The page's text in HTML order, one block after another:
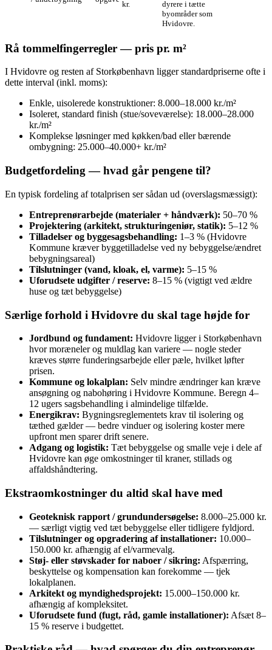
kr.
dyrere i tætte
byområder som
Hvidovre.
Rå tommelfingerregler — pris pr. m²
I Hvidovre og resten af Storkøbenhavn ligger standardpriserne ofte i
dette interval (inkl. moms):
Enkle, uisolerede konstruktioner: 8.000–18.000 kr./m²
Isoleret, standard finish (stue/soveværelse): 18.000–28.000
kr./m²
Komplekse løsninger med køkken/bad eller bærende
ombygning: 25.000–40.000+ kr./m²
Budgetfordeling — hvad går pengene til?
En typisk fordeling af totalprisen ser sådan ud (overslagsmæssigt):
Entreprenørarbejde (materialer + håndværk): 50–70 %
Projektering (arkitekt, strukturingeniør, statik): 5–12 %
Tilladelser og byggesagsbehandling: 1–3 % (Hvidovre
Kommune kræver byggetilladelse ved ny bebyggelse/ændret
bebygningsareal)
Tilslutninger (vand, kloak, el, varme): 5–15 %
Uforudsete udgifter / reserve: 8–15 % (vigtigt ved ældre
huse og tæt bebyggelse)
Særlige forhold i Hvidovre du skal tage højde for
Jordbund og fundament: Hvidovre ligger i Storkøbenhavn
hvor moræneler og muldlag kan variere — nogle steder
kræves større funderingsarbejde eller pæle, hvilket løfter
prisen.
Kommune og lokalplan: Selv mindre ændringer kan kræve
ansøgning og nabohøring i Hvidovre Kommune. Beregn 4–
12 ugers sagsbehandling i almindelige tilfælde.
Energikrav: Bygningsreglementets krav til isolering og
tæthed gælder — bedre vinduer og isolering koster mere
upfront men sparer drift senere.
Adgang og logistik: Tæt bebyggelse og smalle veje i dele af
Hvidovre kan øge omkostninger til kraner, stillads og
affaldshåndtering.
Ekstraomkostninger du altid skal have med
Geoteknisk rapport / grundundersøgelse: 8.000–25.000 kr.
— særligt vigtig ved tæt bebyggelse eller tidligere fyldjord.
Tilslutninger og opgradering af installationer: 10.000–
150.000 kr. afhængig af el/varmevalg.
Støj- eller støvskader for naboer / sikring: Afspærring,
beskyttelse og kompensation kan forekomme — tjek
lokalplanen.
Arkitekt og myndighedsprojekt: 15.000–150.000 kr.
afhængig af kompleksitet.
Uforudsete fund (fugt, råd, gamle installationer): Afsæt 8–
15 % reserve i budgettet.